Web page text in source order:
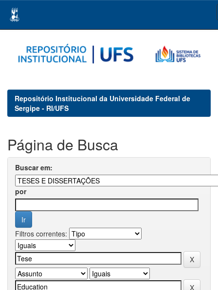
navigation
Repositório Institucional da Universidade Federal de
Sergipe - RI/UFS
Página de Busca
Buscar em:
por
Filtros correntes: